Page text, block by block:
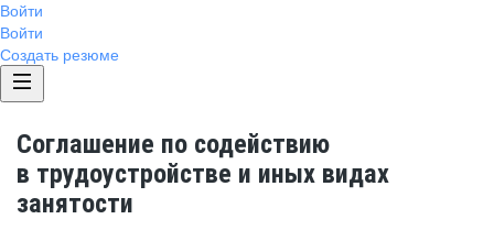
Войти
Войти
Создать резюме
Соглашение по содействию
в трудоустройстве и иных видах
занятости